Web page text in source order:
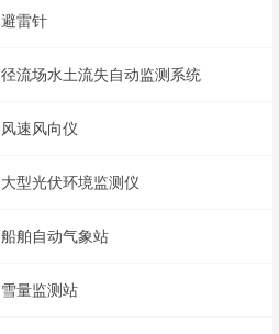
避雷针
径流场水土流失自动监测系统
风速风向仪
大型光伏环境监测仪
船舶自动气象站
雪量监测站